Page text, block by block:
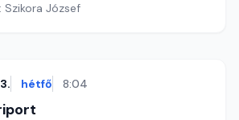
Szikora József
hétfő 8:04